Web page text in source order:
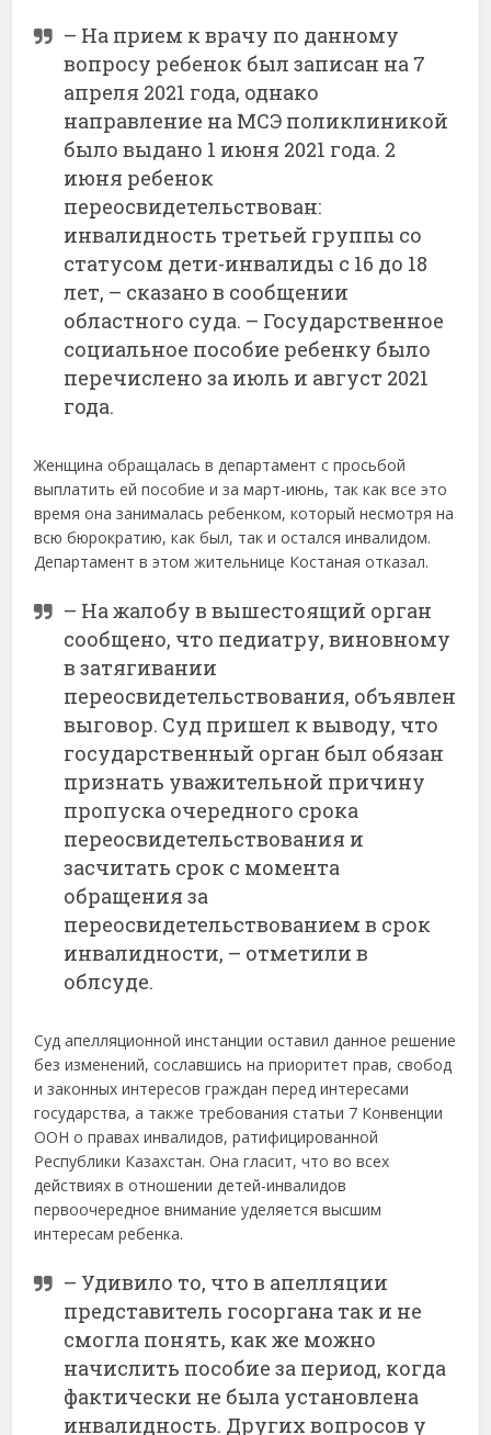
– На прием к врачу по данному
вопросу ребенок был записан на 7
апреля 2021 года, однако
направление на МСЭ поликлиникой
было выдано 1 июня 2021 года. 2
июня ребенок
переосвидетельствован:
инвалидность третьей группы со
статусом дети-инвалиды с 16 до 18
лет, – сказано в сообщении
областного суда. – Государственное
социальное пособие ребенку было
перечислено за июль и август 2021
года.
Женщина обращалась в департамент с просьбой
выплатить ей пособие и за март-июнь, так как все это
время она занималась ребенком, который несмотря на
всю бюрократию, как был, так и остался инвалидом.
Департамент в этом жительнице Костаная отказал.
– На жалобу в вышестоящий орган
сообщено, что педиатру, виновному
в затягивании
переосвидетельствования, объявлен
выговор. Суд пришел к выводу, что
государственный орган был обязан
признать уважительной причину
пропуска очередного срока
переосвидетельствования и
засчитать срок с момента
обращения за
переосвидетельствованием в срок
инвалидности, – отметили в
облсуде.
Суд апелляционной инстанции оставил данное решение
без изменений, сославшись на приоритет прав, свобод
и законных интересов граждан перед интересами
государства, а также требования статьи 7 Конвенции
ООН о правах инвалидов, ратифицированной
Республики Казахстан. Она гласит, что во всех
действиях в отношении детей-инвалидов
первоочередное внимание уделяется высшим
интересам ребенка.
– Удивило то, что в апелляции
представитель госоргана так и не
смогла понять, как же можно
начислить пособие за период, когда
фактически не была установлена
инвалидность. Других вопросов у